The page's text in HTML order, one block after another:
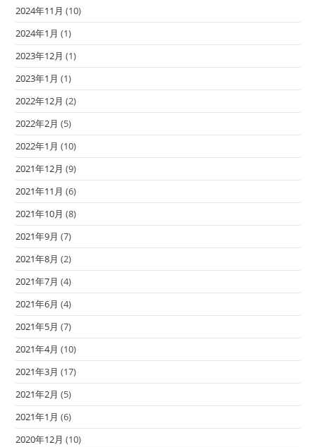
2024年11月 (10)
2024年1月 (1)
2023年12月 (1)
2023年1月 (1)
2022年12月 (2)
2022年2月 (5)
2022年1月 (10)
2021年12月 (9)
2021年11月 (6)
2021年10月 (8)
2021年9月 (7)
2021年8月 (2)
2021年7月 (4)
2021年6月 (4)
2021年5月 (7)
2021年4月 (10)
2021年3月 (17)
2021年2月 (5)
2021年1月 (6)
2020年12月 (10)